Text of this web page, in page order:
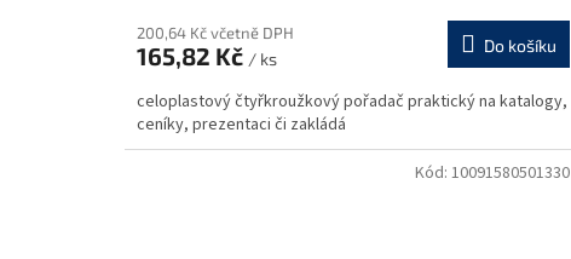
200,64 Kč včetně DPH
165,82 Kč / ks
Do košíku
celoplastový čtyřkroužkový pořadač praktický na katalogy,
ceníky, prezentaci či zakládá
Kód:10091580501330